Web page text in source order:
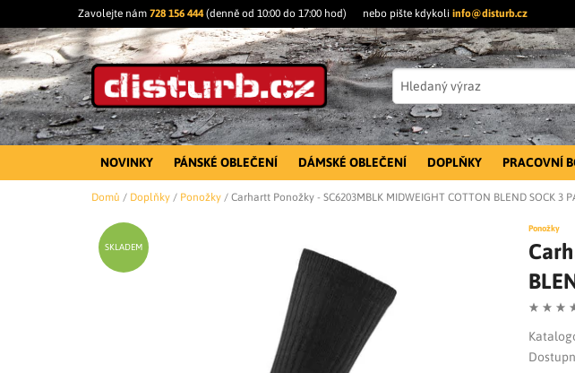
Zavolejte nám 728 156 444 (denně od 10:00 do 17:00 hod) nebo pište kdykoli info@disturb.cz
NOVINKY PÁNSKÉ OBLEČENÍ DÁMSKÉ OBLEČENÍ DOPLŇKY PRACOVNÍ
Domů / Doplňky / Ponožky / Carhartt Ponožky - SC6203MBLK MIDWEIGHT COTTON BLEND SOCK 3
Ponožky
SKLADEM